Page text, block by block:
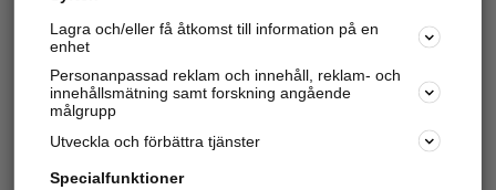
Har du redan verifierat ditt företag? Logga in
Lagra och/eller få åtkomst till information på en
enhet
Personanpassad reklam och innehåll, reklam- och
innehållsmätning samt forskning angående
målgrupp
Utveckla och förbättra tjänster
Specialfunktioner